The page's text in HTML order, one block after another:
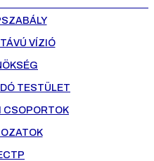
VÍZIÓ
TESTÜLET
CSOPORTOK